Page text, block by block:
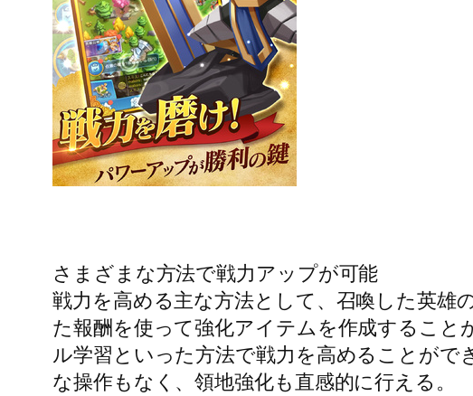
さまざまな方法で戦力アップが可能
戦力を高める主な方法として、召喚した英雄
た報酬を使って強化アイテムを作成するこ
ル学習といった方法で戦力を高めることが
な操作もなく、領地強化も直感的に行える。